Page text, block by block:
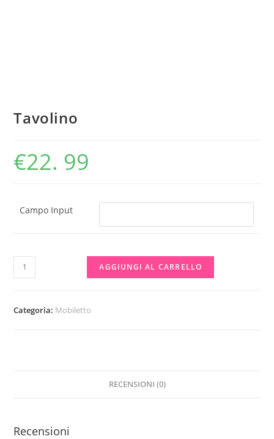
Tavolino
€22. 99
Campo Input
Tavolino
quantità
AGGIUNGI AL CARRELLO
Categoria: Mobiletto
RECENSIONI (0)
Recensioni